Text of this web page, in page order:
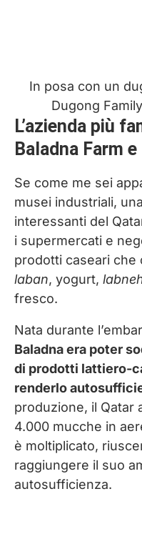
In posa con un
Dugong
L’azienda più
Baladna Farm
Se come me sei
musei industriali,
interessanti del
i supermercati e
prodotti caseari che
laban, yogurt,
fresco.
Nata durante
Baladna era poter
di prodotti lattiero-
renderlo
produzione, il Qatar
4.000 mucche in
è moltiplicato,
raggiungere il suo
autosufficienza.